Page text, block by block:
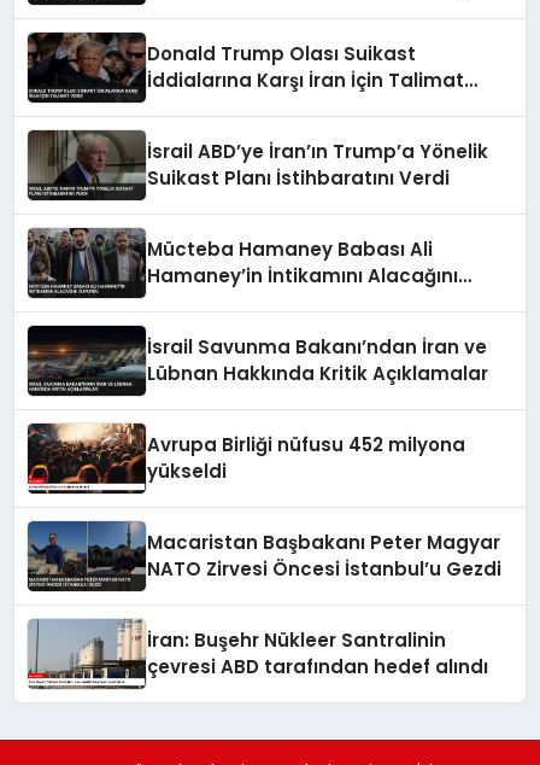
Donald Trump Olası Suikast
İddialarına Karşı İran İçin Talimat
İsrail ABD’ye İran’ın Trump’a Yönelik
Suikast Planı İstihbaratını Verdi
Mücteba Hamaney Babası Ali
Hamaney’in İntikamını Alacağını
İsrail Savunma Bakanı’ndan İran ve
Lübnan Hakkında Kritik Açıklamalar
Avrupa Birliği nüfusu 452 milyona
yükseldi
Macaristan Başbakanı Peter Magyar
NATO Zirvesi Öncesi İstanbul’u Gezdi
İran: Buşehr Nükleer Santralinin
çevresi ABD tarafından hedef alındı